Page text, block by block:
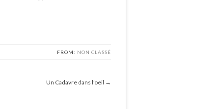
FROM: NON CLASSÉ
Un Cadavre dans l’oeil →